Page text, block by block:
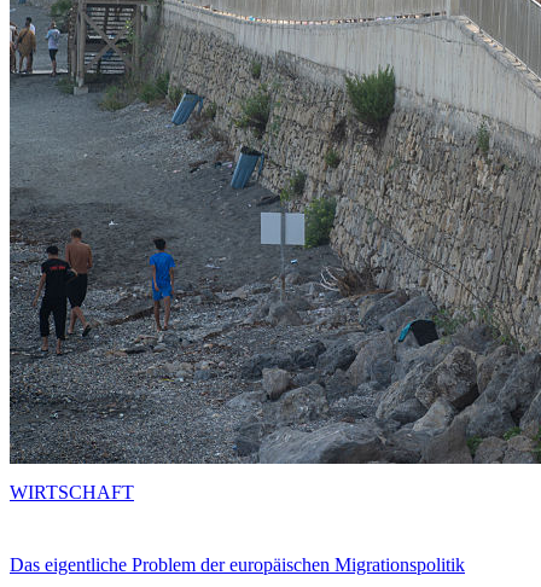
Das eigentliche Problem der europäischen Migrationspolitik
WIRTSCHAFT